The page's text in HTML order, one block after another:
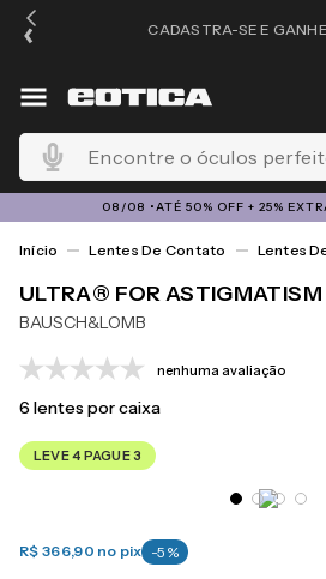
CADASTRA-SE E
Encontre o óculos perfeito para
08/08 •ATÉ 50% OFF + 25%
Lentes De Contato Lentes
ULTRA® FOR ASTIGMATISM
BAUSCH&LOMB
nenhuma avaliação
6 lentes por caixa
LEVE 4 PAGUE 3
R$ 366,90 no pix -5 %